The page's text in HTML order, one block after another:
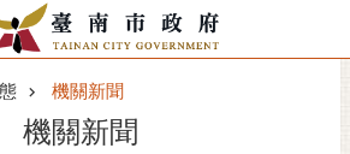
機關新聞
機關新聞